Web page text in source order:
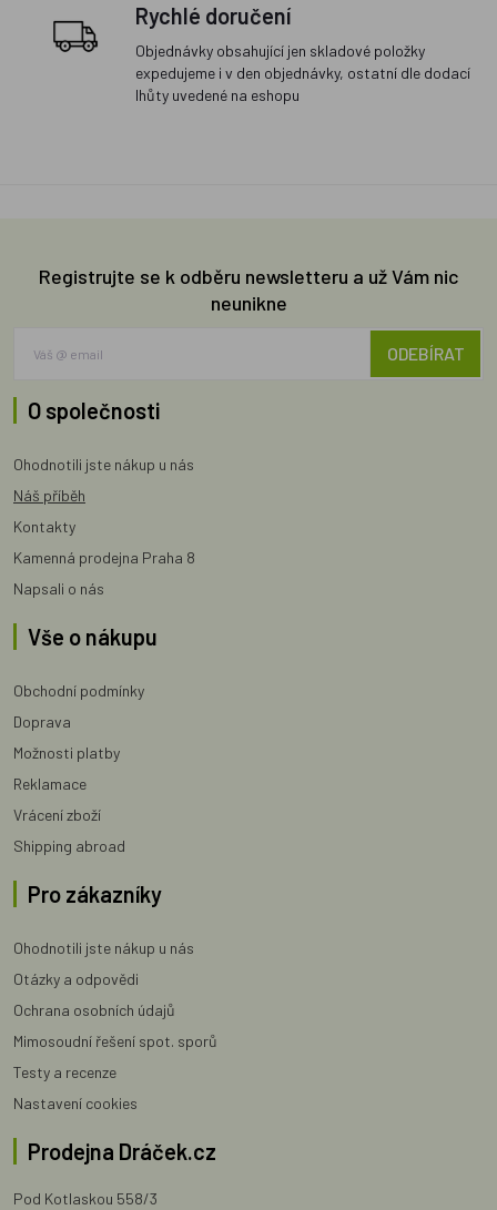
Rychlé doručení
Objednávky obsahující jen skladové položky
expedujeme i v den objednávky, ostatní dle dodací
lhůty uvedené na eshopu
Registrujte se k odběru newsletteru a už Vám nic
neunikne
ODEBÍRAT
O společnosti
Ohodnotili jste nákup u nás
Náš příběh
Kontakty
Kamenná prodejna Praha 8
Napsali o nás
Vše o nákupu
Obchodní podmínky
Doprava
Možnosti platby
Reklamace
Vrácení zboží
Shipping abroad
Pro zákazníky
Ohodnotili jste nákup u nás
Otázky a odpovědi
Ochrana osobních údajů
Mimosoudní řešení spot. sporů
Testy a recenze
Nastavení cookies
Prodejna Dráček.cz
Pod Kotlaskou 558/3